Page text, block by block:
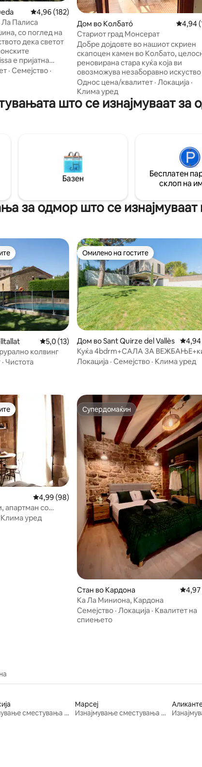
Просечна оцена: 4,96 од 5, 182 рецензии
4,96 (182)
Ла Палиса
со поглед на
дека светот
за оние кои
на Рупит, Салт
Саскеда.
· Семејство ·
Дом во Колбатó
4,94
Стариот град Монсерат
Добре дојдовте во нашиот скриен
скапоцен камен во Колбато,
реновирана стара куќа која ви
овозможува незаборавно
подножјето на величествената
планина Монсерат! Ве покануваме
го откриете шармот и историјата на
уникатно сместување, каде што
историско село кое ќе се заљуби во
неговата автентичност и шарм. На 30
минути од Барселона Куќа со 3
Однос цена/квалитет · Локација ·
Клима уред
што се изнајмуваат за
Базен
Бесплатен
склоп на
за одмор што се изнајмуваат
на гостите“
Просечна оцена: 5,0 од 5, 13 рецензии
5,0 (13)
колвинг
· Чистота
Омилено на гостите
Омилено на гостите
Дом во Sant Quirze del Vallès
4,94
Куќа 4bdrm+САЛА ЗА
(132)+биро+градина 20 минути BCN
Локација · Семејство · Клима уред
на гостите“
Просечна оцена: 4,99 од 5, 98 рецензии
4,99 (98)
апартман со
Клима уред
Супердомаќин
Супердомаќин
Стан во Кардона
4,97
Ка Ла Миниона, Кардона
Семејство · Локација · Квалитет на
спиењето
Изнајмување сместувања за одмор
Марсеј
Изнајмување сместувања за одмор